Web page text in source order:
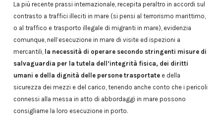
La più recente prassi internazionale, recepita peraltro in accordi sul
contrasto a traffici illeciti in mare (si pensi al terrorismo marittimo,
o al traffico e trasporto illegale di migranti in mare), evidenzia
comunque, nell’esecuzione in mare di visite ed ispezioni a
mercantili, la necessità di operare secondo stringenti misure di
salvaguardia per la tutela dell’integrità fisica, dei diritti
umani e della dignità delle persone trasportatee della
sicurezza dei mezzi e del carico, tenendo anche conto che i pericoli
connessi alla messa in atto di abbordaggi in mare possono
consigliarne la loro esecuzione in porto.